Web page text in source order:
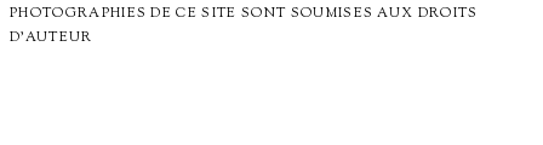
PHOTOGRAPHIES DE CE SITE SONT SOUMISES AUX DROITS
D'AUTEUR